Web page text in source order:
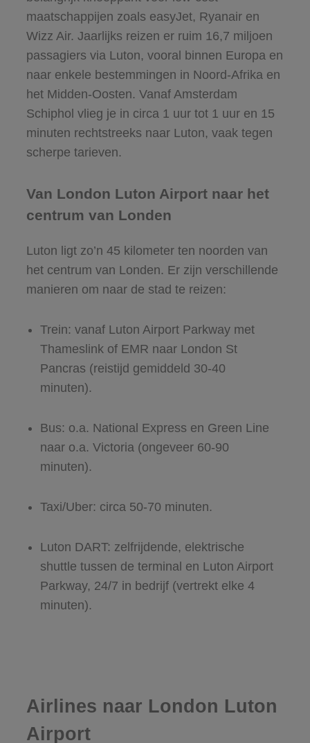
maatschappijen zoals easyJet, Ryanair en
Wizz Air. Jaarlijks reizen er ruim 16,7 miljoen
passagiers via Luton, vooral binnen Europa en
naar enkele bestemmingen in Noord-Afrika en
het Midden-Oosten. Vanaf Amsterdam
Schiphol vlieg je in circa 1 uur tot 1 uur en 15
minuten rechtstreeks naar Luton, vaak tegen
scherpe tarieven.
Van London Luton Airport naar het
centrum van Londen
Luton ligt zo’n 45 kilometer ten noorden van
het centrum van Londen. Er zijn verschillende
manieren om naar de stad te reizen:
Trein: vanaf Luton Airport Parkway met
Thameslink of EMR naar London St
Pancras (reistijd gemiddeld 30-40
minuten).
Bus: o.a. National Express en Green Line
naar o.a. Victoria (ongeveer 60-90
minuten).
Taxi/Uber: circa 50-70 minuten.
Luton DART: zelfrijdende, elektrische
shuttle tussen de terminal en Luton Airport
Parkway, 24/7 in bedrijf (vertrekt elke 4
minuten).
Airlines naar London Luton
Airport